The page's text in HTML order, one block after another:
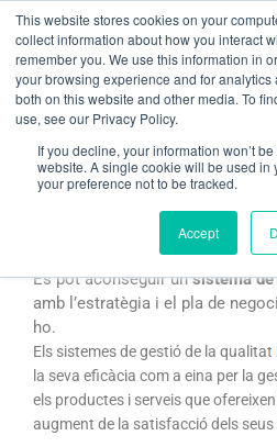
This website stores cookies on your
collect information about how you interact
remember you. We use this information in
your browsing experience and for
both on this website and other media. To
use, see our Privacy Policy.
If you decline, your information won’t
website. A single cookie will be used in
your preference not to be tracked.
Accept
contingut
Sistema de gestió
Sistema de gestió integrat
Es pot aconseguir unsistema
amb l’estratègia i el pla de
ho.
Els sistemes de gestió de la qualitat
la seva eficàcia com a eina per la
els productes i serveis que
augment de la satisfacció dels seus